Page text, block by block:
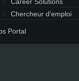
Chercheur d'emploi
Portal